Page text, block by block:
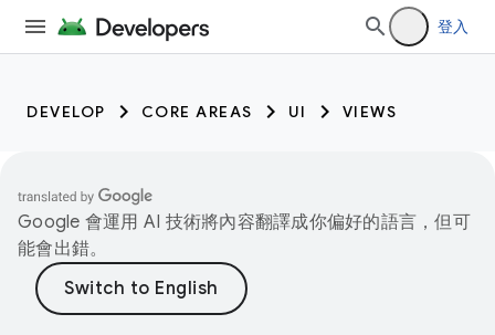
登入
DEVELOP CORE AREAS UI VIEWS
Google 會運用 AI 技術將內容翻譯成你偏好的語言，但可
能會出錯。